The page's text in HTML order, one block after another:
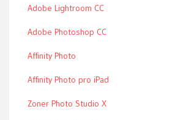
Adobe Lightroom CC
Adobe Photoshop CC
Affinity Photo
Affinity Photo pro iPad
Zoner Photo Studio X